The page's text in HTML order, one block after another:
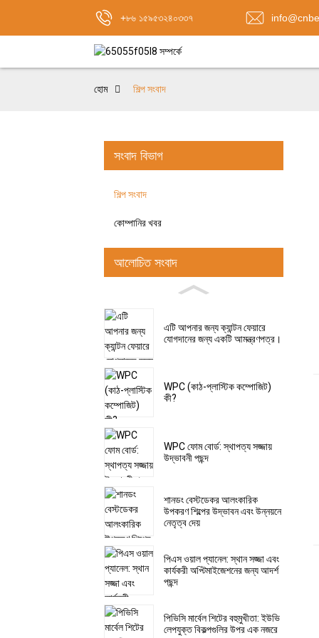
+৮৬ ১৫৯৫৩২৪০৩৩৭
হোম শিল্প সংবাদ
সংবাদ বিভাগ
শিল্প সংবাদ
কোম্পানির খবর
আলোচিত সংবাদ
এটি আপনার জন্য ক্যান্টন ফেয়ারে
যোগদানের জন্য একটি আমন্ত্রণপত্র।
WPC (কাঠ-প্লাস্টিক কম্পোজিট)
কী?
WPC ফোম বোর্ড: স্থাপত্য সজ্জায়
উদ্ভাবনী পছন্দ
শানডং বেস্টডেকর আলংকারিক
উপকরণ শিল্পের উদ্ভাবন এবং উন্নয়নে
নেতৃত্ব দেয়
পিএস ওয়াল প্যানেল: স্থান সজ্জা এবং
কার্যকরী অপ্টিমাইজেশনের জন্য আদর্শ
পছন্দ
পিভিসি মার্বেল শিটের বহুমুখীতা: ইউভি
লেপযুক্ত বিকল্পগুলির উপর এক নজরে